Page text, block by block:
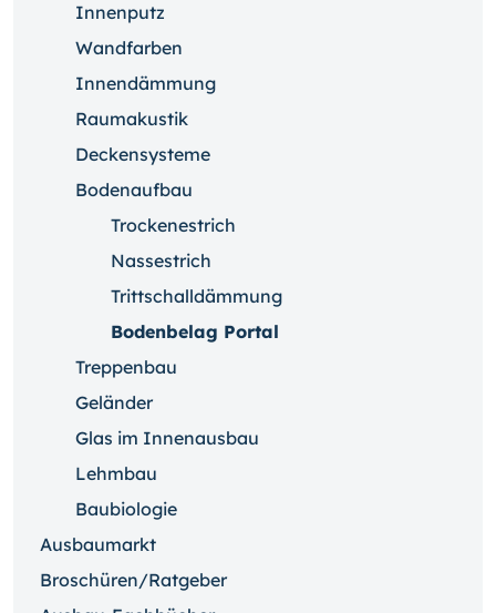
Innenputz
Wandfarben
Innendämmung
Raumakustik
Deckensysteme
Bodenaufbau
Trockenestrich
Nassestrich
Trittschalldämmung
Bodenbelag Portal
Treppenbau
Geländer
Glas im Innenausbau
Lehmbau
Baubiologie
Ausbaumarkt
Broschüren/Ratgeber